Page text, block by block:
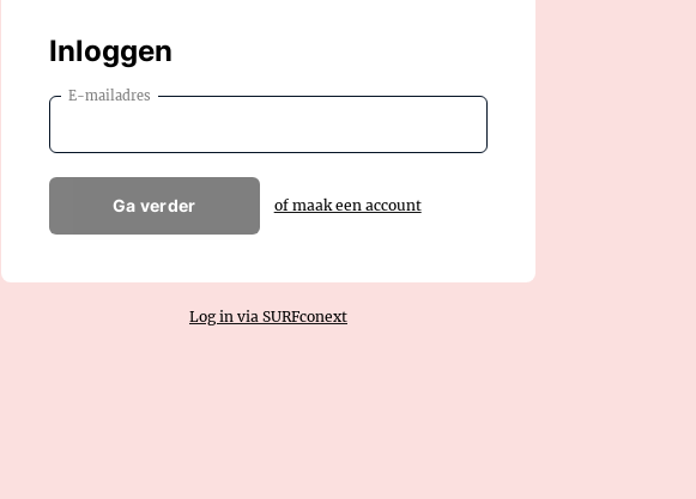
Inloggen
E-mailadres
Ga verder of maak een account
Log in via SURFconext